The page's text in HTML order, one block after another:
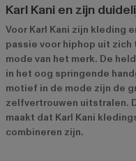
Karl Kani en zijn
Voor Karl Kani zijn kleding
passie voor hiphop uit
mode van het merk. De
in het oog springende
motief in de mode zijn de
zelfvertrouwen uitstralen.
maakt dat Karl Kani
combineren zijn.